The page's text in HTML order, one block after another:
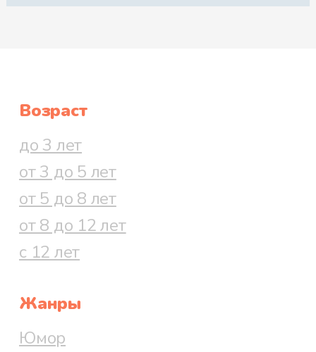
Возраст
до 3 лет
от 3 до 5 лет
от 5 до 8 лет
от 8 до 12 лет
с 12 лет
Жанры
Юмор